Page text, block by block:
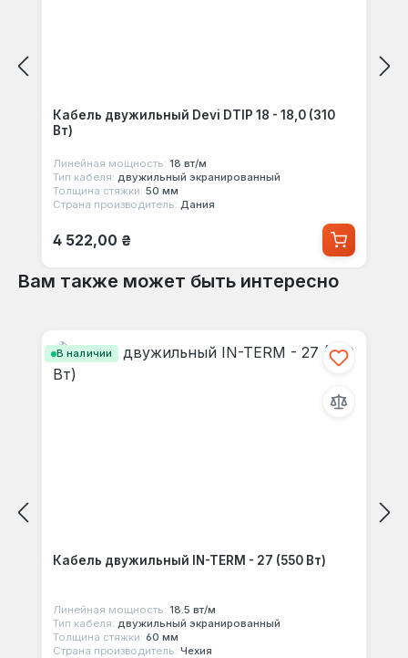
Кабель двужильный Devi DTIP 18 - 18,0 (310
Вт)
Линейная мощность: 18 вт/м
Тип кабеля: двужильный экранированный
Толщина стяжки: 50 мм
Страна производитель: Дания
Обычная цена:
4 522,00 ₴
Вам также может быть интересно
В наличии
Кабель двужильный IN-TERM - 27 (550 Вт)
Линейная мощность: 18.5 вт/м
Тип кабеля: двужильный экранированный
Толщина стяжки: 60 мм
Страна производитель: Чехия